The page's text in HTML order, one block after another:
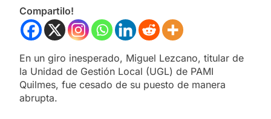
Compartilo!
En un giro inesperado, Miguel Lezcano, titular de
la Unidad de Gestión Local (UGL) de PAMI
Quilmes, fue cesado de su puesto de manera
abrupta.